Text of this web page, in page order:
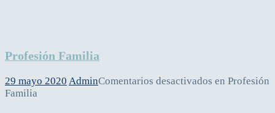
Profesión Familia
29 mayo 2020 AdminComentarios desactivados en Profesión
Familia